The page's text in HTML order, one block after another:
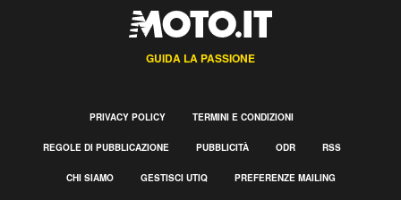
GUIDA LA PASSIONE
PRIVACY POLICY TERMINI E CONDIZIONI
REGOLE DI PUBBLICAZIONE PUBBLICITÀ ODR RSS
CHI SIAMO GESTISCI UTIQ PREFERENZE MAILING